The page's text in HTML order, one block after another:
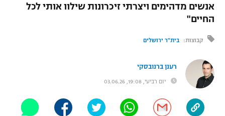
ברחבה
"מעל הליגה" – פודקאסט
"מחצית בשכונה" – פודקאסט
משתתפים וזוכים בפרסים
מכבי נתניה
בני יהודה
ליגה ברזילאית
ספורט אולימפי
UFC
היאבקות WWE
אופניים
ספורט מוטורי
אנשים מדהימים ויצרתי זיכרונות שילוו אותי לכל
החיים"
קבוצות: בית"ר ירושלים
רענן ברנובסקי
יום רביעי, 19:08, 03.06.26